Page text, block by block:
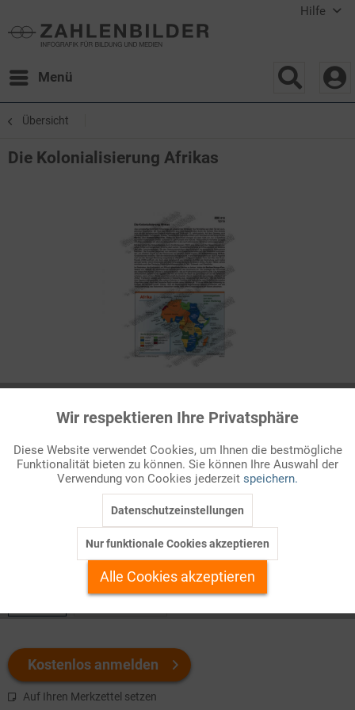
Hilfe
Menü
Übersicht
Die Kolonialisierung Afrikas
Die Kolonialisierung Afrikas
Aus europäischer Sicht blieb Afrika lange ein unbekannter
Kontinent. Nur Nordafrika war stets Teil der europäischen
Welchen Download brauchen Sie?
s/w-Version
Kostenlos anmelden
Auf Ihren Merkzettel setzen
Funktionale Aktiv
Marketing Inaktiv
Personalisierung Inaktiv
Service
Wir respektieren Ihre Privatsphäre
Diese Website verwendet Cookies, um Ihnen die bestmögliche
Funktionalität bieten zu können. Sie können Ihre Auswahl der
Verwendung von Cookies jederzeit speichern.
Datenschutzeinstellungen
Nur funktionale Cookies akzeptieren
Alle Cookies akzeptieren